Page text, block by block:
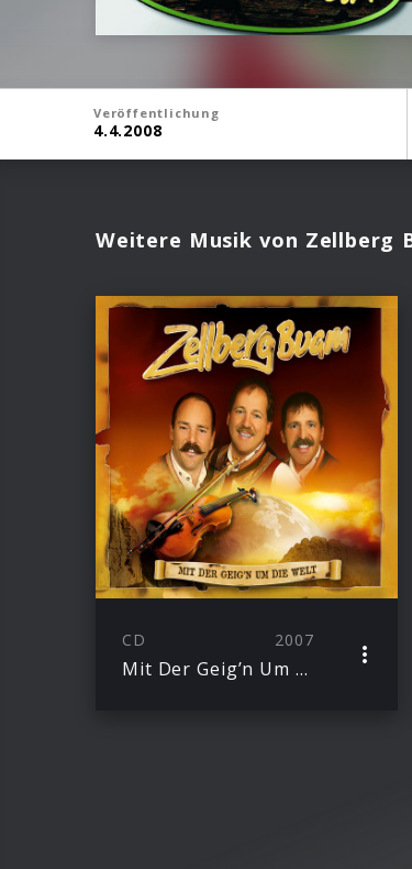
Veröffentlichung
4.4.2008
Weitere Musik von Zellberg
CD 2007
Mit Der Geig’n Um Die Welt